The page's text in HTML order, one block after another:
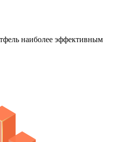
наиболее эффективным